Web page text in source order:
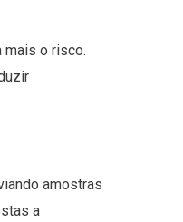
mais o risco.
amostras
a